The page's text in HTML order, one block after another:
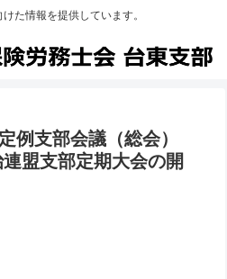
た情報を提供しています。
例支部会議（総会）
盟支部定期大会の開